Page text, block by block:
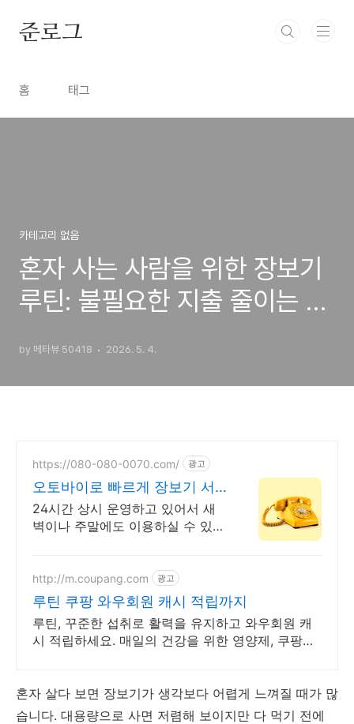
준로그
홈 태그
카테고리 없음
혼자 사는 사람을 위한 장보기
루틴: 불필요한 지출 줄이는 방
by 메타뷰 50418 2026. 5. 4.
https://080-080-0070.com/ 광고
오토바이로 빠르게 장보기 서
류문서 샘플 당일 긴급배송
24시간 상시 운영하고 있어서 새
벽이나 주말에도 이용하실 수 있어
속으로 지금 출발! 하나
http://m.coupang.com 광고
루틴 쿠팡 와우회원 캐시 적립까지
루틴, 꾸준한 섭취로 활력을 유지하고 와우회원 캐
시 적립하세요. 매일의 건강을 위한 영양제, 쿠팡에
혼자 살다 보면 장보기가 생각보다 어렵게 느껴질 때가 많
습니다. 대용량으로 사면 저렴해 보이지만 다 먹기 전에